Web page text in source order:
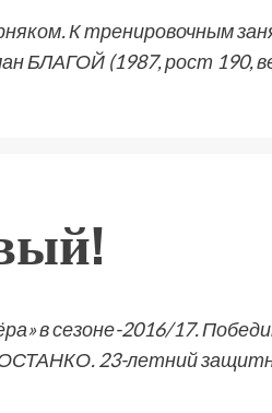
К тренировочным
БЛАГОЙ (1987, рост 190,
в сезоне-2016/17.
23-летний